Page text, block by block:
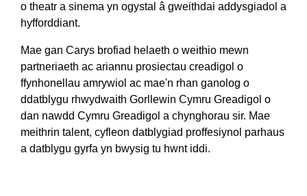
o theatr a sinema yn ogystal â gweithdai addysgiadol a
hyfforddiant.
Mae gan Carys brofiad helaeth o weithio mewn
partneriaeth ac ariannu prosiectau creadigol o
ffynhonellau amrywiol ac mae'n rhan ganolog o
ddatblygu rhwydwaith Gorllewin Cymru Greadigol o
dan nawdd Cymru Greadigol a chynghorau sir. Mae
meithrin talent, cyfleon datblygiad proffesiynol parhaus
a datblygu gyrfa yn bwysig tu hwnt iddi.